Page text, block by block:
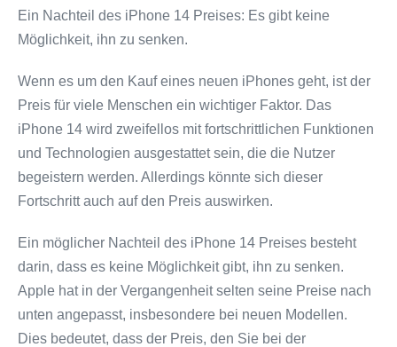
Ein Nachteil des iPhone 14 Preises: Es gibt keine
Möglichkeit, ihn zu senken.
Wenn es um den Kauf eines neuen iPhones geht, ist der
Preis für viele Menschen ein wichtiger Faktor. Das
iPhone 14 wird zweifellos mit fortschrittlichen Funktionen
und Technologien ausgestattet sein, die die Nutzer
begeistern werden. Allerdings könnte sich dieser
Fortschritt auch auf den Preis auswirken.
Ein möglicher Nachteil des iPhone 14 Preises besteht
darin, dass es keine Möglichkeit gibt, ihn zu senken.
Apple hat in der Vergangenheit selten seine Preise nach
unten angepasst, insbesondere bei neuen Modellen.
Dies bedeutet, dass der Preis, den Sie bei der